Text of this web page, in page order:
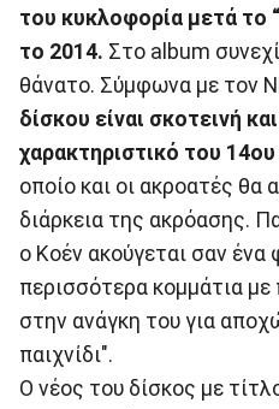
του κυκλοφορία μετά το
το 2014. Στο album
θάνατο. Σύμφωνα με τον
δίσκου είναι σκοτεινή
χαρακτηριστικό του
οποίο και οι ακροατές θα
διάρκεια της ακρόασης.
ο Κοέν ακούγεται σαν
περισσότερα κομμάτια
στην ανάγκη του για
παιχνίδι".
Ο νέος του δίσκος με